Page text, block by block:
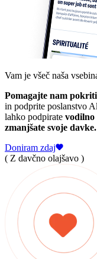
Vam je všeč naša
Pomagajte nam
in podprite poslanstvo
lahko podpirate vodilno
zmanjšate svoje davke.
Doniram zdaj
( Z davčno olajšavo )